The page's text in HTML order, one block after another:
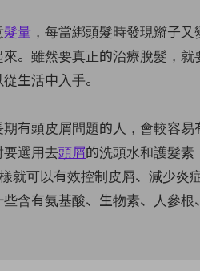
髮量 ，每當綁頭髮時發現辮子
。雖然要真正的治療脫髮，
生活中入手。
有頭皮屑問題的人，會較容
選用去頭屑的洗頭水和護髮
就可以有效控制皮屑、減少炎
含有氨基酸、生物素、人參